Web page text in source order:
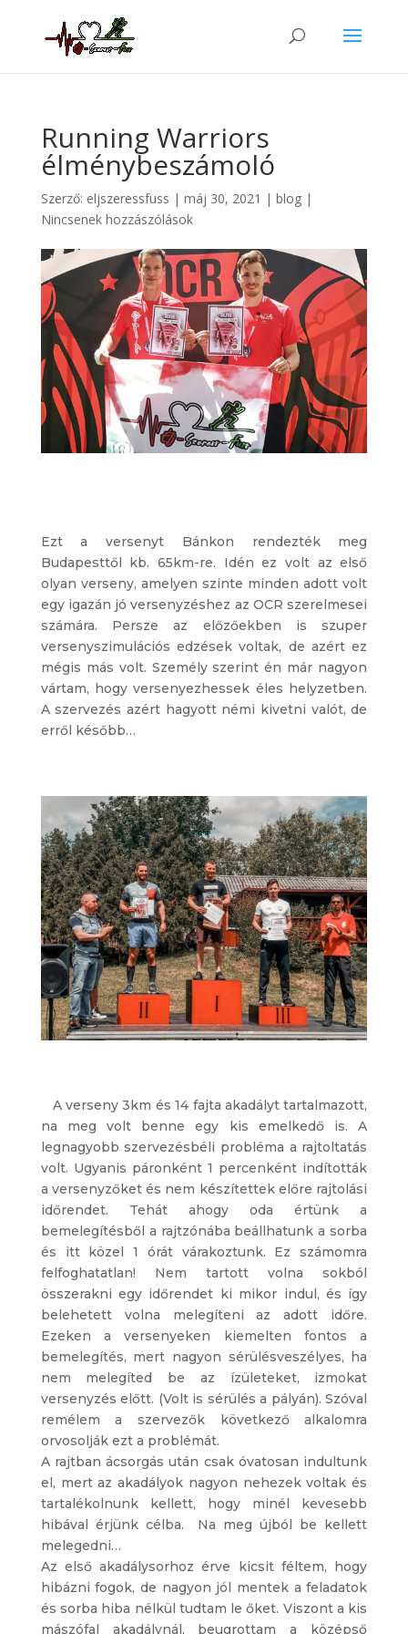
Running Warriors
élménybeszámoló
Szerző: eljszeressfuss | máj 30, 2021 | blog|
Nincsenek hozzászólások
Ezt a versenyt Bánkon rendezték meg
Budapesttől kb. 65km-re. Idén ez volt az első
olyan verseny, amelyen szinte minden adott volt
egy igazán jó versenyzéshez az OCR szerelmesei
számára. Persze az előzőekben is szuper
versenyszimulációs edzések voltak, de azért ez
mégis más volt. Személy szerint én már nagyon
vártam, hogy versenyezhessek éles helyzetben.
A szervezés azért hagyott némi kivetni valót, de
erről később…
A verseny 3km és 14 fajta akadályt tartalmazott,
na meg volt benne egy kis emelkedő is. A
legnagyobb szervezésbéli probléma a rajtoltatás
volt. Ugyanis páronként 1 percenként indították
a versenyzőket és nem készítettek előre rajtolási
időrendet. Tehát ahogy oda értünk a
bemelegítésből a rajtzónába beállhatunk a sorba
és itt közel 1 órát várakoztunk. Ez számomra
felfoghatatlan! Nem tartott volna sokból
összerakni egy időrendet ki mikor indul, és így
belehetett volna melegíteni az adott időre.
Ezeken a versenyeken kiemelten fontos a
bemelegítés, mert nagyon sérülésveszélyes, ha
nem melegíted be az ízületeket, izmokat
versenyzés előtt. (Volt is sérülés a pályán). Szóval
remélem a szervezők következő alkalomra
orvosolják ezt a problémát.
A rajtban ácsorgás után csak óvatosan indultunk
el, mert az akadályok nagyon nehezek voltak és
tartalékolnunk kellett, hogy minél kevesebb
hibával érjünk célba. Na meg újból be kellett
melegedni…
Az első akadálysorhoz érve kicsit féltem, hogy
hibázni fogok, de nagyon jól mentek a feladatok
és sorba hiba nélkül tudtam le őket. Viszont a kis
mászófal akadálynál, beugrottam a középső